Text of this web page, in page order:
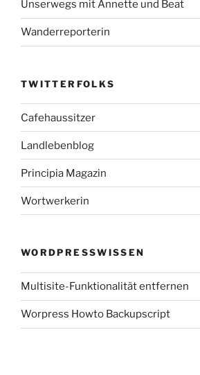
Unserwegs mit Annette und Beat
Wanderreporterin
TWITTERFOLKS
Cafehaussitzer
Landlebenblog
Principia Magazin
Wortwerkerin
WORDPRESSWISSEN
Multisite-Funktionalität entfernen
Worpress Howto Backupscript